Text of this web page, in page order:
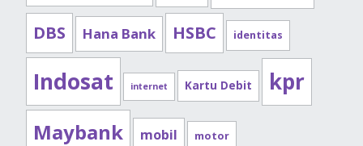
DBS Hana Bank HSBC identitas
Indosat internet Kartu Debit kpr
Maybank mobil motor